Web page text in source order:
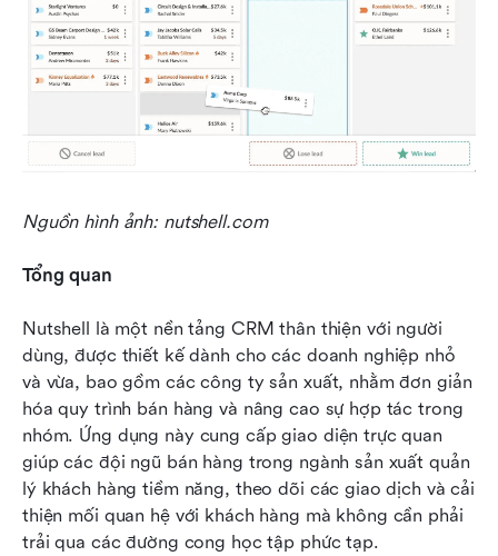
Nguồn hình ảnh: nutshell.com
Tổng quan
Nutshell là một nền tảng CRM thân thiện với người
dùng, được thiết kế dành cho các doanh nghiệp nhỏ
và vừa, bao gồm các công ty sản xuất, nhằm đơn giản
hóa quy trình bán hàng và nâng cao sự hợp tác trong
nhóm. Ứng dụng này cung cấp giao diện trực quan
giúp các đội ngũ bán hàng trong ngành sản xuất quản
lý khách hàng tiềm năng, theo dõi các giao dịch và cải
thiện mối quan hệ với khách hàng mà không cần phải
trải qua các đường cong học tập phức tạp.